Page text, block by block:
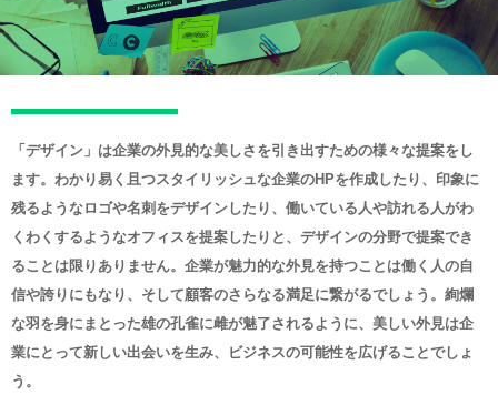
「デザイン」は企業の外見的な美しさを引き出すための様々な提案をし
ます。わかり易く且つスタイリッシュな企業のHPを作成したり、印象に
残るようなロゴや名刺をデザインしたり、働いている人や訪れる人がわ
くわくするようなオフィスを提案したりと、デザインの分野で提案でき
ることは限りありません。企業が魅力的な外見を持つことは働く人の自
信や誇りにもなり、そして顧客のさらなる満足に繋がるでしょう。絢爛
な羽を身にまとった雄の孔雀に雌が魅了されるように、美しい外見は企
業にとって新しい出会いを生み、ビジネスの可能性を広げることでしょ
う。